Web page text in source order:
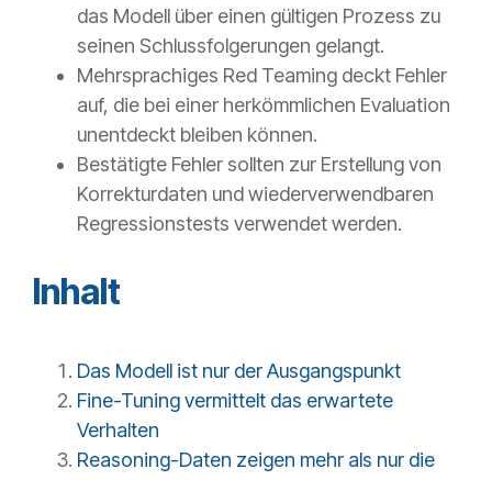
das Modell über einen gültigen Prozess zu
seinen Schlussfolgerungen gelangt.
Mehrsprachiges Red Teaming deckt Fehler
auf, die bei einer herkömmlichen Evaluation
unentdeckt bleiben können.
Bestätigte Fehler sollten zur Erstellung von
Korrekturdaten und wiederverwendbaren
Regressionstests verwendet werden.
Inhalt
Das Modell ist nur der Ausgangspunkt
Fine-Tuning vermittelt das erwartete
Verhalten
Reasoning-Daten zeigen mehr als nur die